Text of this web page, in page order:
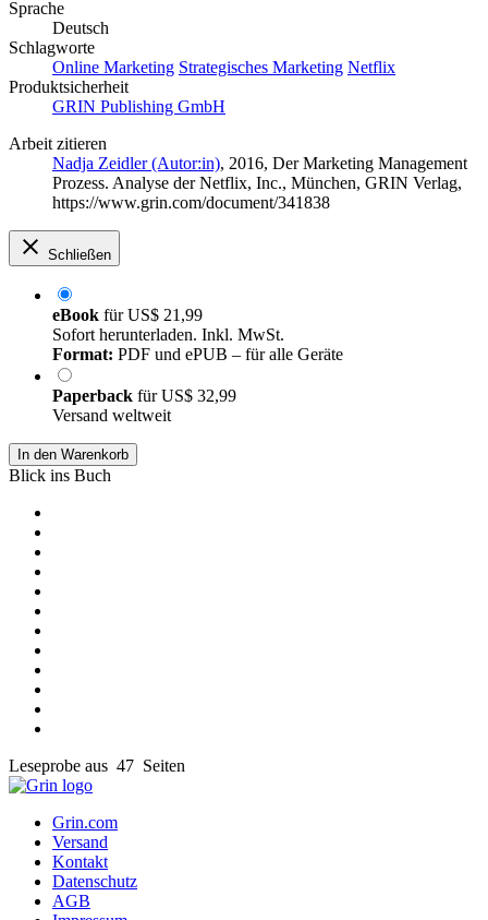
Sprache
Deutsch
Schlagworte
Online Marketing Strategisches Marketing Netflix
Produktsicherheit
GRIN Publishing GmbH
Arbeit zitieren
Nadja Zeidler (Autor:in), 2016, Der Marketing Management
Prozess. Analyse der Netflix, Inc., München, GRIN Verlag,
https://www.grin.com/document/341838
Schließen
eBook fürUS$ 21,99
Sofort herunterladen. Inkl. MwSt.
Format: PDF und ePUB – für alle Geräte
Paperback fürUS$ 32,99
Versand weltweit
In den Warenkorb
Blick ins Buch